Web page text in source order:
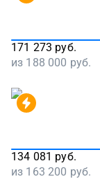
171 273 руб.
из 188 000 руб.
134 081 руб.
из 163 200 руб.